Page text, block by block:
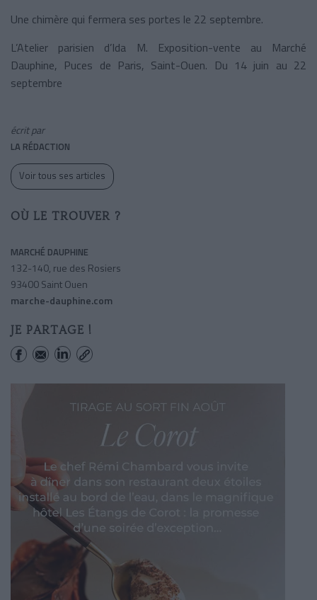
Une chimère qui fermera ses portes le 22 septembre.
L’Atelier parisien d’Ida M. Exposition-vente au Marché
Dauphine, Puces de Paris, Saint-Ouen. Du 14 juin au 22
septembre
écrit par
LA RÉDACTION
Voir tous ses articles
OÙ LE TROUVER ?
MARCHÉ DAUPHINE
132-140, rue des Rosiers
93400 Saint Ouen
marche-dauphine.com
JE PARTAGE !